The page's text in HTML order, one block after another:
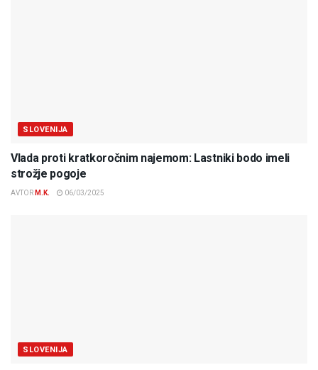
SLOVENIJA
Vlada proti kratkoročnim najemom: Lastniki bodo imeli
strožje pogoje
AVTOR M.K. 06/03/2025
SLOVENIJA